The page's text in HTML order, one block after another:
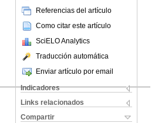
Referencias del artículo
Como citar este artículo
SciELO Analytics
Traducción automática
Enviar artículo por email
Indicadores
Links relacionados
Compartir